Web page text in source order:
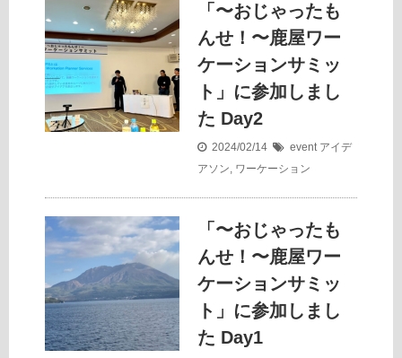
「〜おじゃったも
んせ！〜鹿屋ワー
ケーションサミッ
ト」に参加しまし
た Day2
2024/02/14 event アイデ
アソン, ワーケーション
「〜おじゃったも
んせ！〜鹿屋ワー
ケーションサミッ
ト」に参加しまし
た Day1